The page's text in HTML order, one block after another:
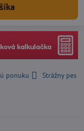
ponuku
Strážny pes